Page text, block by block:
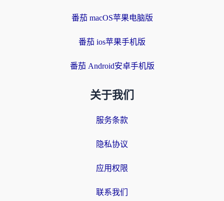
番茄 macOS苹果电脑版
番茄 ios苹果手机版
番茄 Android安卓手机版
关于我们
服务条款
隐私协议
应用权限
联系我们